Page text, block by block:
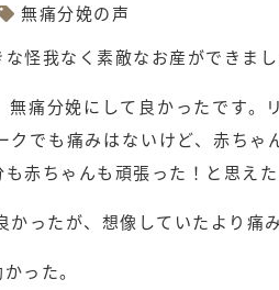
無痛分娩の声
怪我なく素敵なお産ができまし
痛分娩にして良かったです
でも痛みはないけど、赤ちゃ
赤ちゃんも頑張った！と思えた
かったが、想像していたより痛
った。